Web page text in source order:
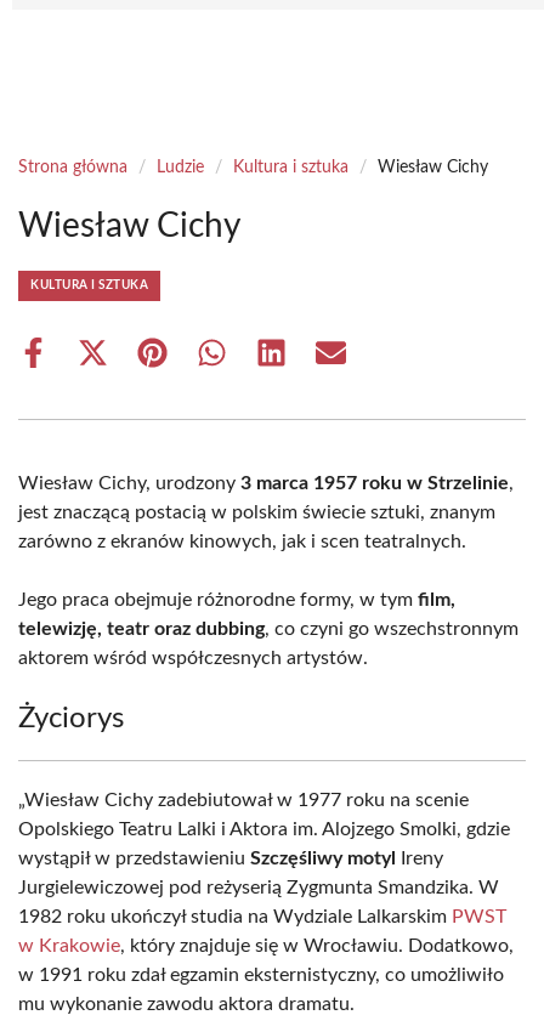
Strona główna / Ludzie / Kultura i sztuka / Wiesław Cichy
Wiesław Cichy
KULTURA I SZTUKA
Share
Share
(Twitter)
Share Share Share Share
Wiesław Cichy, urodzony 3 marca 1957 roku w Strzelinie,
jest znaczącą postacią w polskim świecie sztuki, znanym
zarówno z ekranów kinowych, jak i scen teatralnych.
Jego praca obejmuje różnorodne formy, w tym film,
telewizję, teatr oraz dubbing, co czyni go wszechstronnym
aktorem wśród współczesnych artystów.
Życiorys
„Wiesław Cichy zadebiutował w 1977 roku na scenie
Opolskiego Teatru Lalki i Aktora im. Alojzego Smolki, gdzie
wystąpił w przedstawieniu Szczęśliwy motyl
Ireny
Jurgielewiczowej pod reżyserią Zygmunta Smandzika. W
1982 roku ukończył studia na Wydziale Lalkarskim PWST
w Krakowie, który znajduje się w Wrocławiu. Dodatkowo,
w 1991 roku zdał egzamin eksternistyczny, co umożliwiło
mu wykonanie zawodu aktora dramatu.